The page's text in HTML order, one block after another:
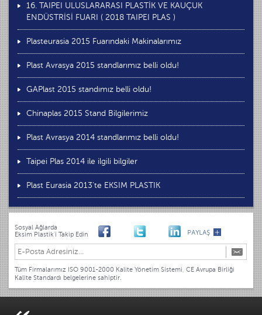
16. TAIPEI ULUSLARARASI PLASTİK VE KAUÇUK
ENDÜSTRİSİ FUARI ( 2018 TAIPEI PLAS )
Plasteurasia 2015 Fuarındaki Makinalarımız
Plast Avrasya 2015 standlarımız belli oldu!
GAPlast 2015 standımız belli oldu!
Chinaplas 2015 Stand Bilgilerimiz
Plast Avrasya 2014 standlarımız belli oldu!
Taipei Plas 2014 ile ilgili bilgiler
Plast Eurasia 2013'te EKSIM PLASTIK
Sosyal Ağlarda
Eksim Plastik'i Takip Edin
Tüm Firmalarımız ISO 9001-2000 Kalite Yönetim Sistemi, CE Avrupa Birliği
Kalite Standardı belgelerine sahiptir.